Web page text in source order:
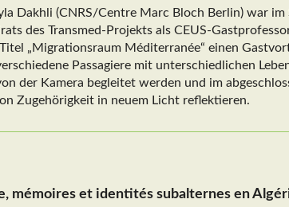
Dakhli (CNRS/Centre Marc Bloch Berlin) war
des Transmed-Projekts als CEUS-
„Migrationsraum Méditerranée“ einen
Passagiere mit unterschiedlichen
der Kamera begleitet werden und im
Zugehörigkeit in neuem Licht reflektieren.
mémoires et identités subalternes en